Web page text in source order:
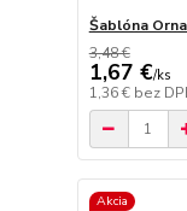
Šablóna
3,48 €
1,67 €/ks
1,36 € bez
Akcia